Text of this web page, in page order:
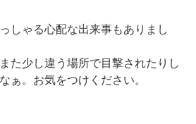
しゃる心配な出来事もありまし
た少し違う場所で目撃されたりし
ぁ。お気をつけください。